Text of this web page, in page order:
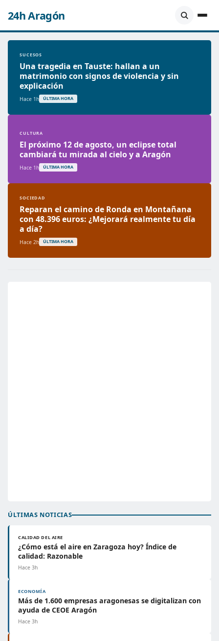
24h Aragón
SUCESOS
Una tragedia en Tauste: hallan a un
matrimonio con signos de violencia y sin
explicación
Hace 1h ÚLTIMA HORA
CULTURA
El próximo 12 de agosto, un eclipse total
cambiará tu mirada al cielo y a Aragón
Hace 1h ÚLTIMA HORA
SOCIEDAD
Reparan el camino de Ronda en Montañana
con 48.396 euros: ¿Mejorará realmente tu día
a día?
Hace 2h ÚLTIMA HORA
ÚLTIMAS NOTICIAS
CALIDAD DEL AIRE
¿Cómo está el aire en Zaragoza hoy? Índice de
calidad: Razonable
Hace 3h
ECONOMÍA
Más de 1.600 empresas aragonesas se digitalizan con
ayuda de CEOE Aragón
Hace 3h